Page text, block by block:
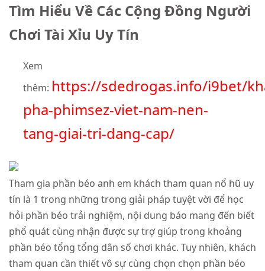
Tìm Hiểu Về Các Cộng Đồng Người
Chơi Tài Xỉu Uy Tín
Xem
thêm: https://sdedrogas.info/i9bet/
pha-phimsez-viet-nam-nen-
tang-giai-tri-dang-cap/
Tham gia phần béo anh em khách tham quan nổ hũ uy
tín là 1 trong những trong giải pháp tuyệt vời để học
hỏi phần béo trải nghiệm, nội dung báo mang đến biết
phổ quát cùng nhận được sự trợ giúp trong khoảng
phần béo tổng tổng dân số chơi khác. Tuy nhiên, khách
tham quan cần thiết vô sự cùng chọn chọn phần béo